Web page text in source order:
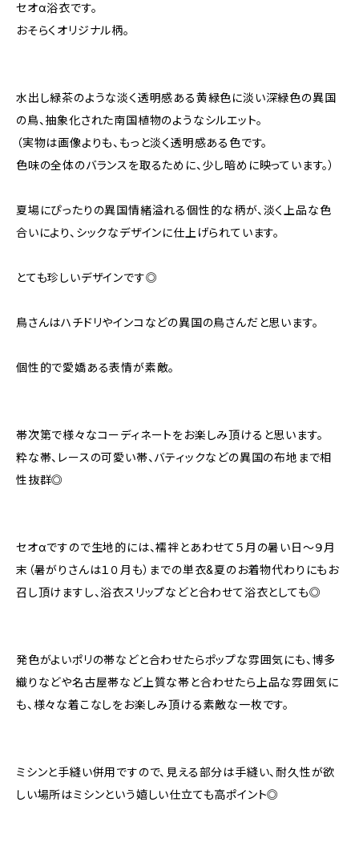
セオα浴衣です。
おそらくオリジナル柄。
水出し緑茶のような淡く透明感ある黄緑色に淡い深緑色の異国
の鳥、抽象化された南国植物のようなシルエット。
（実物は画像よりも、もっと淡く透明感ある色です。
色味の全体のバランスを取るために、少し暗めに映っています。）
夏場にぴったりの異国情緒溢れる個性的な柄が、淡く上品な色
合いにより、シックなデザインに仕上げられています。
とても珍しいデザインです◎
鳥さんはハチドリやインコなどの異国の鳥さんだと思います。
個性的で愛嬌ある表情が素敵。
帯次第で様々なコーディネートをお楽しみ頂けると思います。
粋な帯、レースの可愛い帯、バティックなどの異国の布地まで相
性抜群◎
セオαですので生地的には、襦袢とあわせて５月の暑い日～９月
末（暑がりさんは１０月も）までの単衣&夏のお着物代わりにもお
召し頂けますし、浴衣スリップなどと合わせて浴衣としても◎
発色がよいポリの帯などと合わせたらポップな雰囲気にも、博多
織りなどや名古屋帯など上質な帯と合わせたら上品な雰囲気に
も、様々な着こなしをお楽しみ頂ける素敵な一枚です。
ミシンと手縫い併用ですので、見える部分は手縫い、耐久性が欲
しい場所はミシンという嬉しい仕立ても高ポイント◎